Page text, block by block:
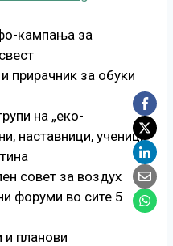
кампања за
прирачник за обуки
на „еко-
наставници, ученици
совет за воздух
форуми во сите 5
и планови